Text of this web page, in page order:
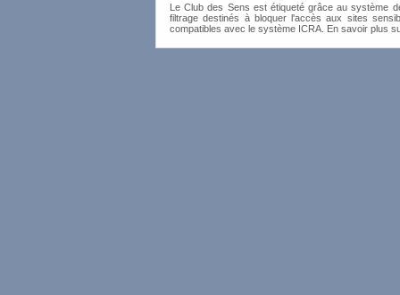
Le Club des Sens est étiqueté grâce au système
filtrage destinés à bloquer l'accès aux sites
compatibles avec le système ICRA. En savoir plus